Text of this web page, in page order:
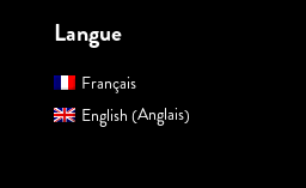
Langue
Français
English (Anglais)